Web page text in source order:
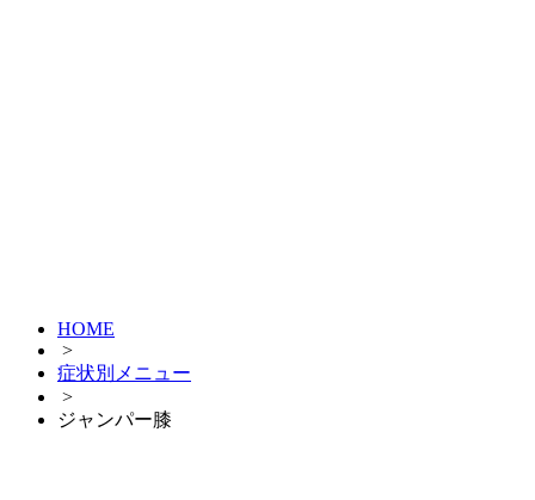
HOME
>
症状別メニュー
>
ジャンパー膝